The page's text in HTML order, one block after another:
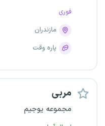
فوری
مازندران
پاره وقت
مربی
مجموعه یوجیم